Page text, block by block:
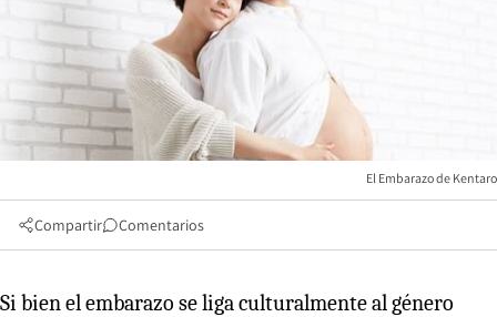
El Embarazo de Kentaro
Compartir Comentarios
Si bien el embarazo se liga culturalmente al género